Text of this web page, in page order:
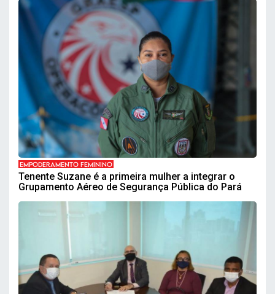
EMPODERAMENTO FEMININO
Tenente Suzane é a primeira mulher a integrar o
Grupamento Aéreo de Segurança Pública do Pará